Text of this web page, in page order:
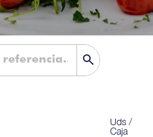
Uds /
Caja